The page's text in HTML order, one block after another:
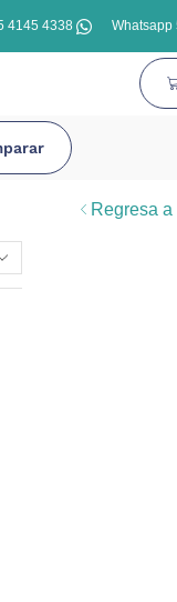
4145 4338 Whatsapp
Regresa